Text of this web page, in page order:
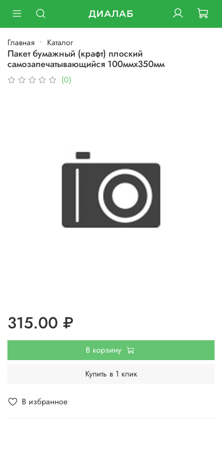
ДИАЛАБ
Главная Каталог
Пакет бумажный (крафт) плоский
самозапечатывающийся 100ммх350мм
(0)
В избранное
315.00 ₽
В корзину
Купить в 1 клик